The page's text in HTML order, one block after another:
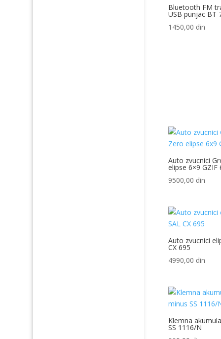
Bluetooth FM
USB punjac BT
1450,00 din
Auto zvucnici
elipse 6×9 GZIF
9500,00 din
Auto zvucnici
CX 695
4990,00 din
Klemna
SS 1116/N